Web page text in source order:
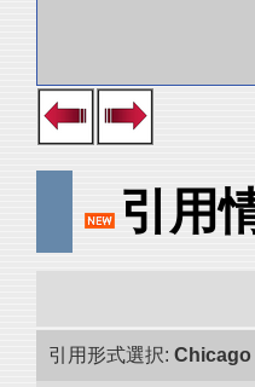
引用
引用形式選択: Chicago